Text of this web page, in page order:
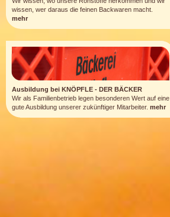
wissen, wer daraus die feinen Backwaren macht.
mehr
Ausbildung bei KNÖPFLE - DER BÄCKER
Wir als Familienbetrieb legen besonderen Wert auf eine
gute Ausbildung unserer zukünftiger Mitarbeiter. mehr